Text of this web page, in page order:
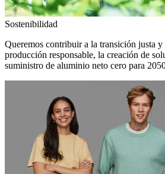
Sostenibilidad
Queremos contribuir a la transición justa y
producción responsable, la creación de
suministro de aluminio neto cero para